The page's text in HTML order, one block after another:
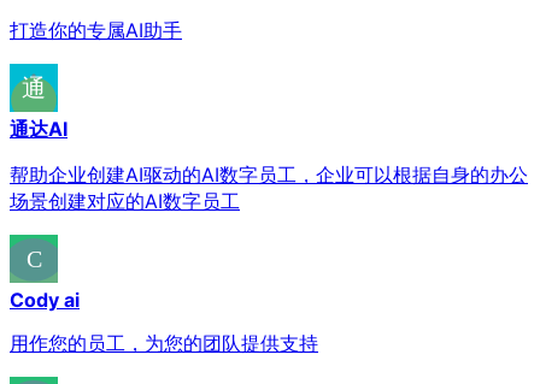
打造你的专属AI助手
通达AI
帮助企业创建AI驱动的AI数字员工，企业可以根据自身的办公
场景创建对应的AI数字员工
Cody ai
用作您的员工，为您的团队提供支持